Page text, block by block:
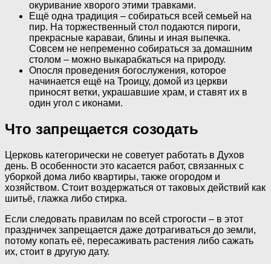
окуривание хворого этими травками.
Ещё одна традиция – собираться всей семьей на
пир. На торжественный стол подаются пироги,
прекрасные караваи, блины и иная выпечка.
Совсем не непременно собираться за домашним
столом – можно выкарабкаться на природу.
Опосля проведения богослужения, которое
начинается ещё на Троицу, домой из церкви
приносят ветки, украшавшие храм, и ставят их в
один угол с иконами.
Что запрещается созодать
Церковь категорически не советует работать в Духов
день. В особенности это касается работ, связанных с
уборкой дома либо квартиры, также огородом и
хозяйством. Стоит воздержаться от таковых действий как
шитьё, глажка либо стирка.
Если следовать правилам по всей строгости – в этот
праздничек запрещается даже дотрагиваться до земли,
потому копать её, пересаживать растения либо сажать
их, стоит в другую дату.